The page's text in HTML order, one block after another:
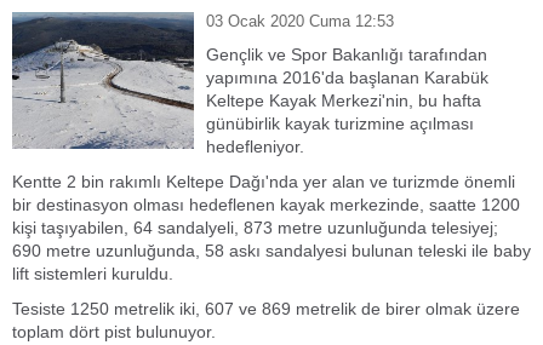
03 Ocak 2020 Cuma 12:53
Gençlik ve Spor Bakanlığı tarafından
yapımına 2016'da başlanan Karabük
Keltepe Kayak Merkezi'nin, bu hafta
günübirlik kayak turizmine açılması
hedefleniyor.
Kentte 2 bin rakımlı Keltepe Dağı'nda yer alan ve turizmde önemli
bir destinasyon olması hedeflenen kayak merkezinde, saatte 1200
kişi taşıyabilen, 64 sandalyeli, 873 metre uzunluğunda telesiyej;
690 metre uzunluğunda, 58 askı sandalyesi bulunan teleski ile baby
lift sistemleri kuruldu.
Tesiste 1250 metrelik iki, 607 ve 869 metrelik de birer olmak üzere
toplam dört pist bulunuyor.